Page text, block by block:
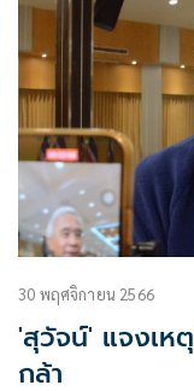
จ่ายประจำปี 67 ที่จ
30 พฤศจิกายน 2566
'สุวัจน์' แจงเห
กล้า